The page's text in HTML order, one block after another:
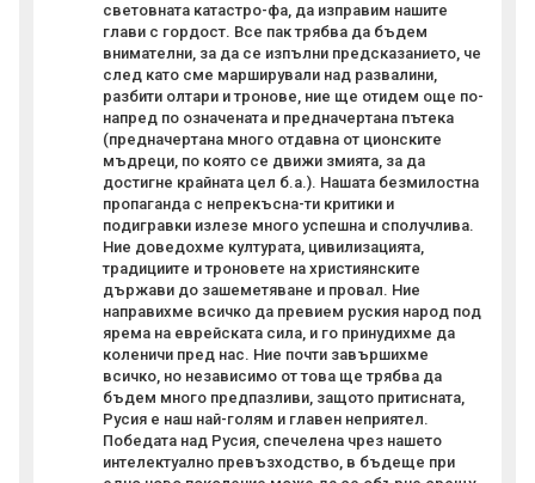
световната катастро-фа, да изправим нашите
глави с гордост. Все пак трябва да бъдем
внимателни, за да се изпълни предсказанието, че
след като сме марширували над развалини,
разбити олтари и тронове, ние ще отидем още по-
напред по означената и предначертана пътека
(предначертана много отдавна от ционските
мъдреци, по която се движи змията, за да
достигне крайната цел б.а.). Нашата безмилостна
пропаганда с непрекъсна-ти критики и
подигравки излезе много успешна и сполучлива.
Ние доведохме културата, цивилизацията,
традициите и троновете на християнските
държави до зашеметяване и провал. Ние
направихме всичко да превием руския народ под
ярема на еврейската сила, и го принудихме да
коленичи пред нас. Ние почти завършихме
всичко, но независимо от това ще трябва да
бъдем много предпазливи, защото притисната,
Русия е наш най-голям и главен неприятел.
Победата над Русия, спечелена чрез нашето
интелектуално превъзходство, в бъдеще при